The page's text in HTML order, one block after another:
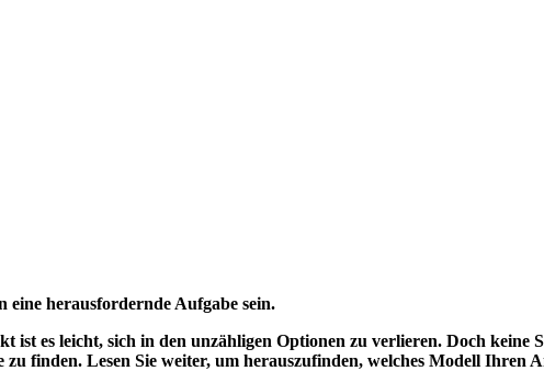
eine herausfordernde Aufgabe sein.
ist es leicht, sich in den unzähligen Optionen zu verlieren. Doch
finden. Lesen Sie weiter, um herauszufinden, welches Modell Ihren